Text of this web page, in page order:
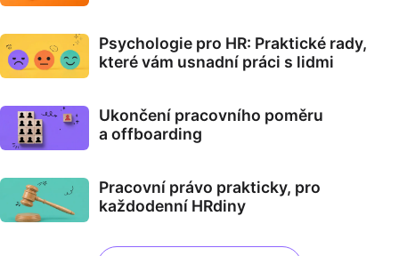
Psychologie pro HR: Praktické rady,
které vám usnadní práci s lidmi
Ukončení pracovního poměru
a offboarding
Pracovní právo prakticky, pro
každodenní HRdiny